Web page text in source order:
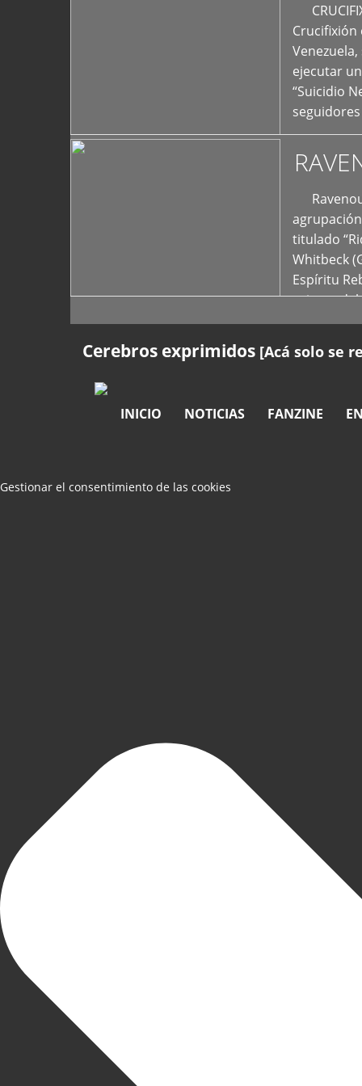
Crucifixión
ejecutar
“Suicidio
titulado
Whitbeck
Espíritu
oriente
Cerebros exprimidos [Acá solo se
INICIO NOTICIAS FANZINE
Gestionar el consentimiento de las cookies